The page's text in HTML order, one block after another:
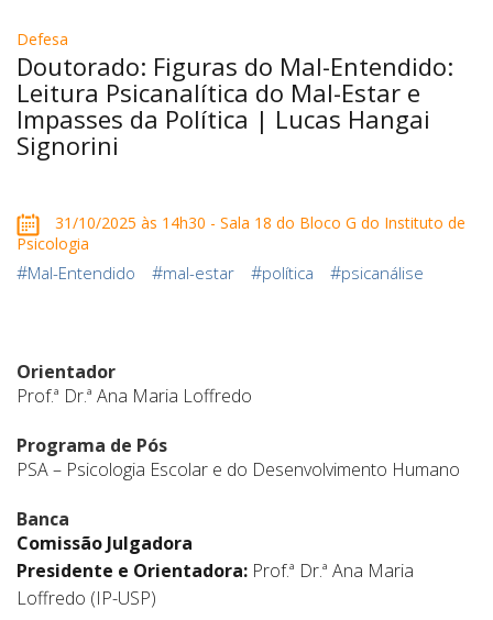
Defesa
Doutorado: Figuras do Mal-Entendido:
Leitura Psicanalítica do Mal-Estar e
Impasses da Política | Lucas Hangai
Signorini
31/10/2025 às 14h30 - Sala 18 do Bloco G do Instituto de
Psicologia
#Mal-Entendido #mal-estar #política #psicanálise
Orientador
Prof.ª Dr.ª Ana Maria Loffredo
Programa de Pós
PSA – Psicologia Escolar e do Desenvolvimento Humano
Banca
Comissão Julgadora
Presidente e Orientadora: Prof.ª Dr.ª Ana Maria
Loffredo (IP-USP)